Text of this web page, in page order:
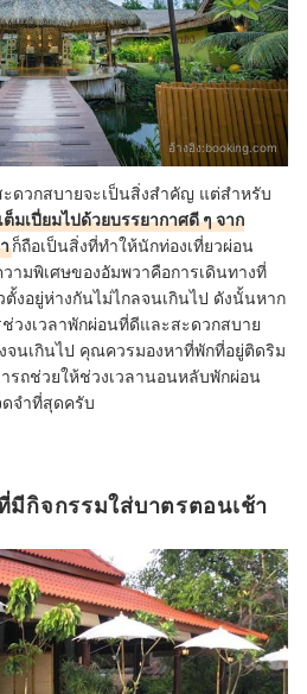
อ้างอิง:booking.com
ดวกสบายจะเป็นสิ่งสำคัญ แต่สำหรับ
ต็มเปี่ยมไปด้วยบรรยากาศดี ๆ จาก
ก็ถือเป็นสิ่งที่ทำให้นักท่องเที่ยวผ่อน
ามพิเศษของอัมพวาคือการเดินทางที่
งอยู่ห่างกันไม่ไกลจนเกินไป ดังนั้นหาก
วงเวลาพักผ่อนที่ดีและสะดวกสบาย
จนเกินไป คุณควรมองหาที่พักที่อยู่ติดริม
รถช่วยให้ช่วงเวลานอนหลับพักผ่อน
จำที่สุดครับ
มีกิจกรรมใส่บาตรตอนเช้า